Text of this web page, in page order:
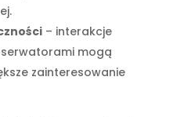
– interakcje
mogą
zainteresowanie